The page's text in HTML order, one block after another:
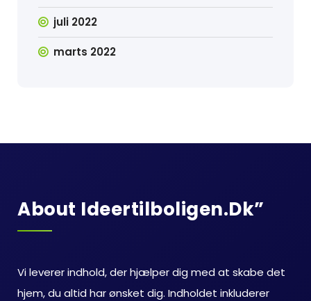
juli 2022
marts 2022
About Ideertilboligen.dk”
Vi leverer indhold, der hjælper dig med at skabe det
hjem, du altid har ønsket dig. Indholdet inkluderer